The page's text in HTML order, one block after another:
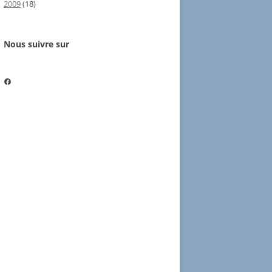
2009(18)
Nous suivre sur
Nous suivre sur Facebook